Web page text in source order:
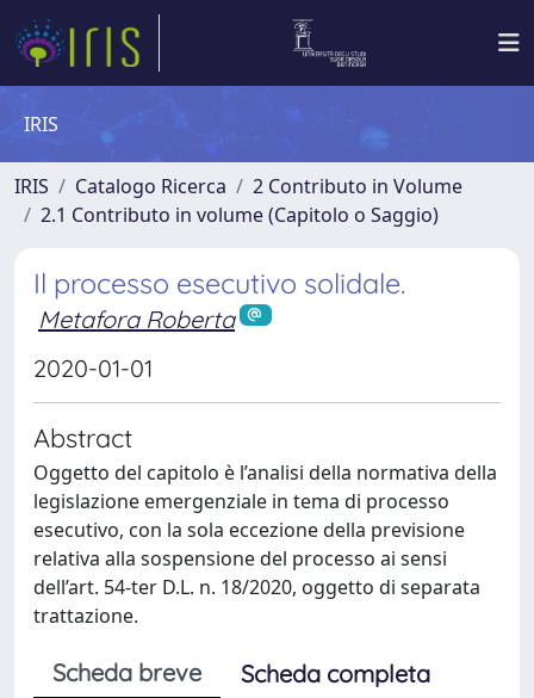
IRIS
IRIS Catalogo Ricerca
2 Contributo in Volume
2.1 Contributo in volume (Capitolo o Saggio)
Il processo esecutivo solidale.
Metafora Roberta
2020-01-01
Abstract
Oggetto del capitolo è l’analisi della normativa della
legislazione emergenziale in tema di processo
esecutivo, con la sola eccezione della previsione
relativa alla sospensione del processo ai sensi
dell’art. 54‐ter D.L. n. 18/2020, oggetto di separata
trattazione.
Scheda breve
Scheda completa